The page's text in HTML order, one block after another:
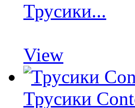
Трусики...
View
Трусики